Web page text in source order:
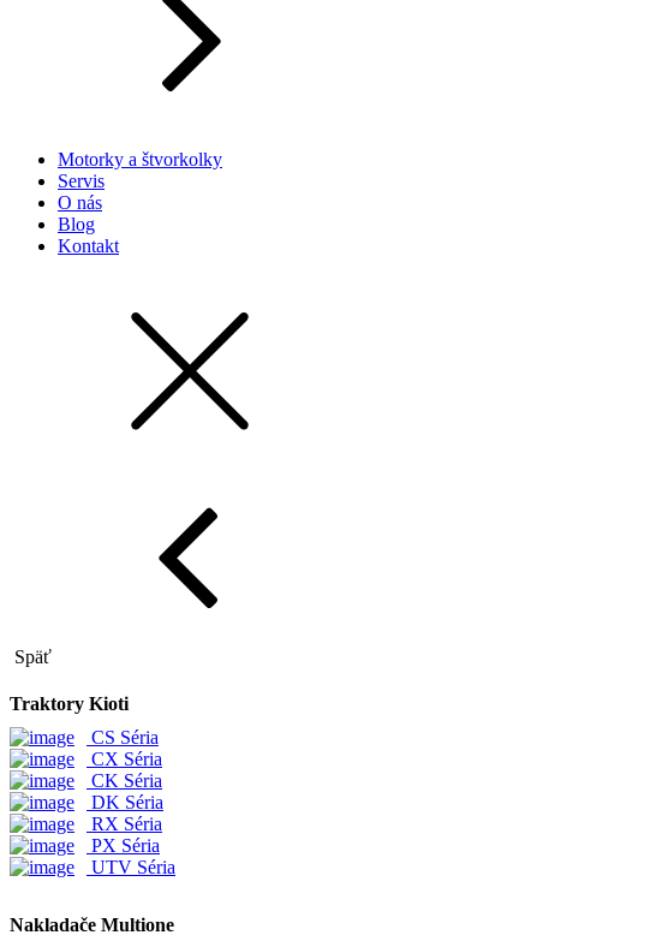
Motorky a štvorkolky
Servis
O nás
Blog
Kontakt
Späť
Traktory Kioti
CS Séria
CX Séria
CK Séria
DK Séria
RX Séria
PX Séria
UTV Séria
Nakladače Multione